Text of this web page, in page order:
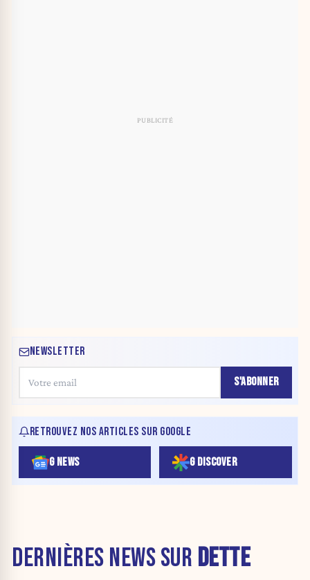
NEWSLETTER
S'ABONNER
RETROUVEZ NOS ARTICLES SUR GOOGLE
G NEWS G DISCOVER
DERNIÈRES NEWS SUR DETTE